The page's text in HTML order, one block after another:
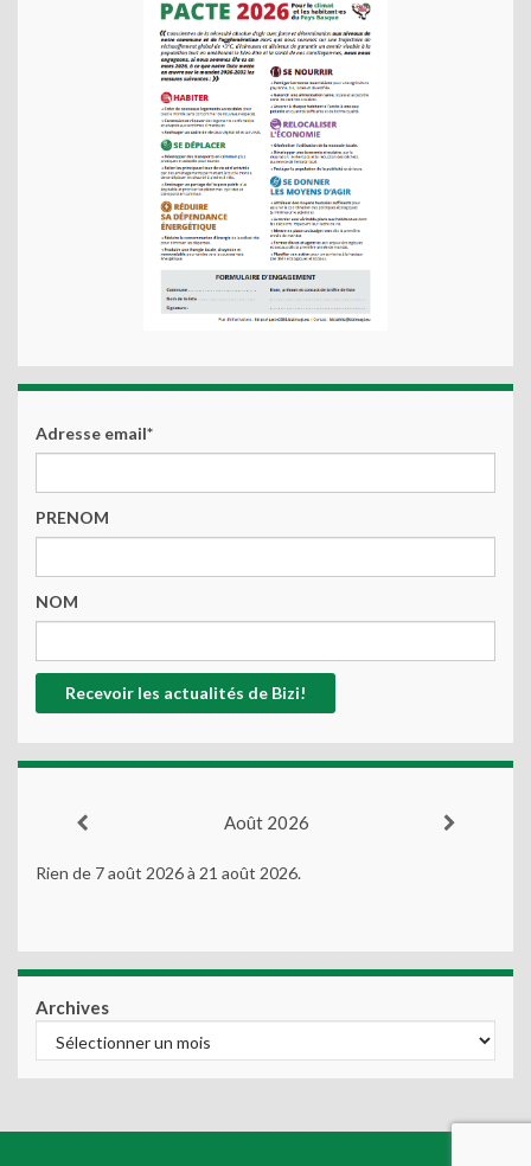
Adresse email*
PRENOM
NOM
Août 2026
Rien de 7 août 2026 à 21 août 2026.
Archives